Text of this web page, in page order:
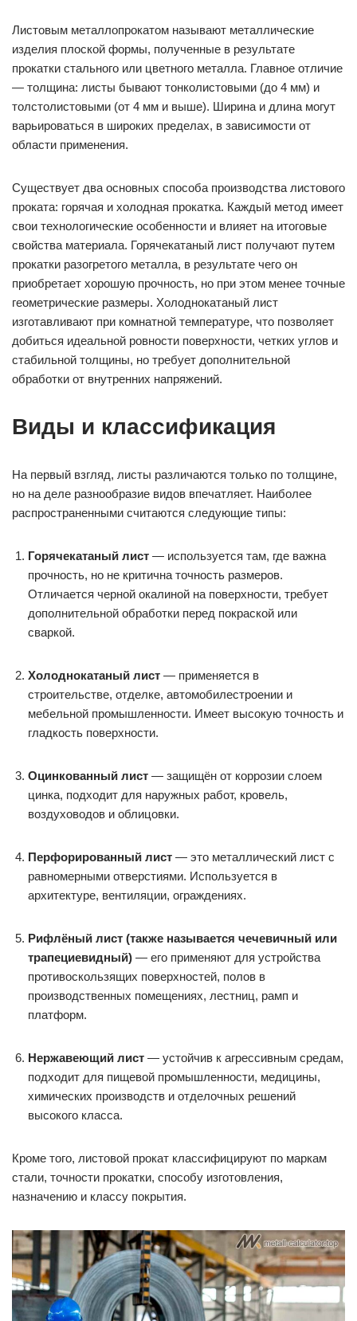
Листовым металлопрокатом называют металлические
изделия плоской формы, полученные в результате
прокатки стального или цветного металла. Главное отличие
— толщина: листы бывают тонколистовыми (до 4 мм) и
толстолистовыми (от 4 мм и выше). Ширина и длина могут
варьироваться в широких пределах, в зависимости от
области применения.
Существует два основных способа производства листового
проката: горячая и холодная прокатка. Каждый метод имеет
свои технологические особенности и влияет на итоговые
свойства материала. Горячекатаный лист получают путем
прокатки разогретого металла, в результате чего он
приобретает хорошую прочность, но при этом менее точные
геометрические размеры. Холоднокатаный лист
изготавливают при комнатной температуре, что позволяет
добиться идеальной ровности поверхности, четких углов и
стабильной толщины, но требует дополнительной
обработки от внутренних напряжений.
Виды и классификация
На первый взгляд, листы различаются только по толщине,
но на деле разнообразие видов впечатляет. Наиболее
распространенными считаются следующие типы:
Горячекатаный лист — используется там, где важна
прочность, но не критична точность размеров.
Отличается черной окалиной на поверхности, требует
дополнительной обработки перед покраской или
сваркой.
Холоднокатаный лист — применяется в
строительстве, отделке, автомобилестроении и
мебельной промышленности. Имеет высокую точность и
гладкость поверхности.
Оцинкованный лист — защищён от коррозии слоем
цинка, подходит для наружных работ, кровель,
воздуховодов и облицовки.
Перфорированный лист — это металлический лист с
равномерными отверстиями. Используется в
архитектуре, вентиляции, ограждениях.
Рифлёный лист (также называется чечевичный или
трапециевидный) — его применяют для устройства
противоскользящих поверхностей, полов в
производственных помещениях, лестниц, рамп и
платформ.
Нержавеющий лист — устойчив к агрессивным средам,
подходит для пищевой промышленности, медицины,
химических производств и отделочных решений
высокого класса.
Кроме того, листовой прокат классифицируют по маркам
стали, точности прокатки, способу изготовления,
назначению и классу покрытия.